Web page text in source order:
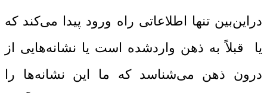
دراین‌بین تنها اطلاعاتی راه ورود پیدا می‌کند که
یا قبلاً به ذهن واردشده است یا نشانه‌هایی از
درون ذهن می‌شناسد که ما این نشانه‌ها را